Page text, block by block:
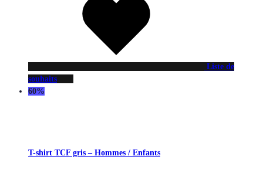
Liste de
souhaits
60%
T-shirt TCF gris – Hommes / Enfants